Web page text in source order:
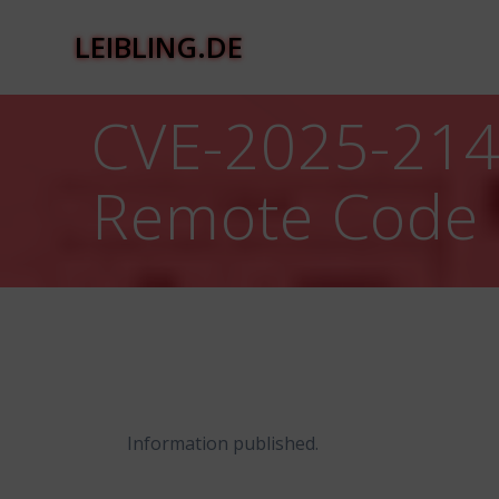
LEIBLING.DE
CVE-2025-
Remote
Information published.